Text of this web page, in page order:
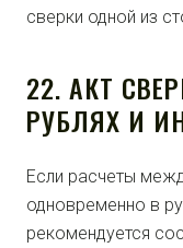
сверки одной из
22. АКТ
РУБЛЯХ И
Если расчеты
одновременно в
рекомендуется